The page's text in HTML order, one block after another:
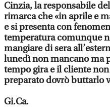
Cinzia, la responsabile
rimarca che «in aprile e
e si presenta con
temperatura comunque
mangiare di sera
lunedì non mancano ma
tempo gira e il cliente
preparato dovrò buttarlo
Gi.Ca.